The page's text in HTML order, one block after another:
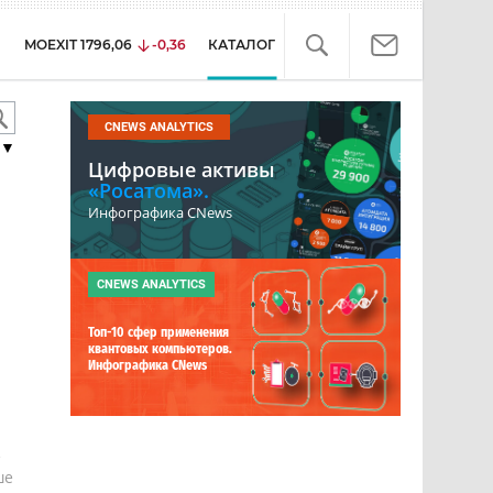
MOEXIT 1796,06 -0,36 КАТАЛОГ
CNEWS ANALYTICS
Цифровые активы
«Росатома».
Инфографика CNews
CNEWS ANALYTICS
Топ-10 сфер применения
квантовых компьютеров.
Инфографика CNews